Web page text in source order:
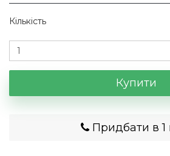
Кількість
Купити
Придбати в 1